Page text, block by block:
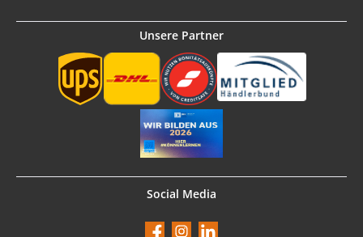
Unsere Partner
Social Media